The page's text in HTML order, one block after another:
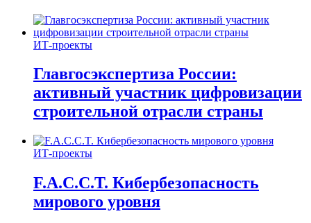
ИТ-проекты
Главгосэкспертиза России:
активный участник цифровизации
строительной отрасли страны
ИТ-проекты
F.A.C.C.T. Кибербезопасность
мирового уровня